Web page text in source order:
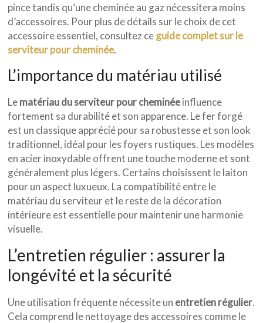
pince tandis qu’une cheminée au gaz nécessitera moins
d’accessoires. Pour plus de détails sur le choix de cet
accessoire essentiel, consultez ceguide complet sur le
serviteur pour cheminée.
L’importance du matériau utilisé
Lematériau du serviteur pour cheminéeinfluence
fortement sa durabilité et son apparence. Le fer forgé
est un classique apprécié pour sa robustesse et son look
traditionnel, idéal pour les foyers rustiques. Les modèles
en acier inoxydable offrent une touche moderne et sont
généralement plus légers. Certains choisissent le laiton
pour un aspect luxueux. La compatibilité entre le
matériau du serviteur et le reste de la décoration
intérieure est essentielle pour maintenir une harmonie
visuelle.
L’entretien régulier : assurer la
longévité et la sécurité
Une utilisation fréquente nécessite un entretien régulier.
Cela comprend le nettoyage des accessoires comme le